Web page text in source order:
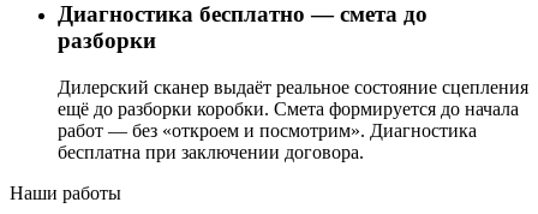
Диагностика бесплатно — смета до
разборки
Дилерский сканер выдаёт реальное состояние сцепления
ещё до разборки коробки. Смета формируется до начала
работ — без «откроем и посмотрим». Диагностика
бесплатна при заключении договора.
Наши работы